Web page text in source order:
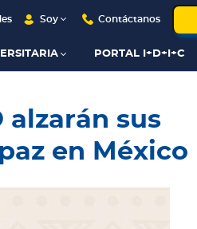
Soy Contáctanos
PORTAL I+D+I+C
alzarán sus
en México